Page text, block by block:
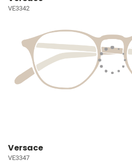
VE3342
Versace
VE3347